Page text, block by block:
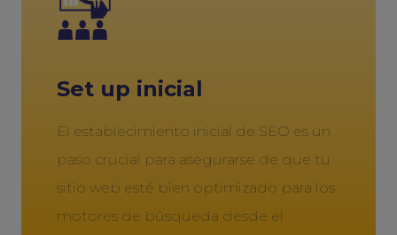
Set up inicial
El establecimiento inicial de SEO es un
paso crucial para asegurarse de que tu
sitio web esté bien optimizado para los
motores de búsqueda desde el